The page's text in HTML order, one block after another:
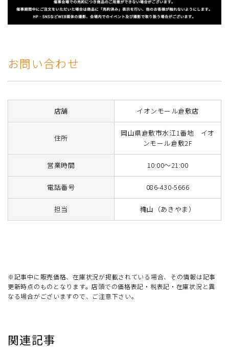
お問い合わせ
店舗 イオンモール倉敷店
住所
岡山県倉敷市水江1番地 イオ
ンモール倉敷2F
営業時間 10:00～21:00
電話番号 086-430-5666
担当 穐山（あきやま）
※記事中に販売価格、在庫状況が掲載されている場合、その情報は記事
更新時点のものとなります。店頭での価格表記・税表記・在庫状況と異
なる場合がございますので、ご注意下さい。
関連記事